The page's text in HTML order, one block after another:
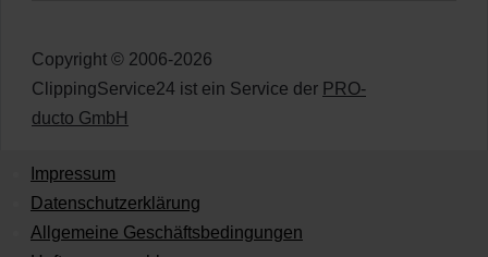
Copyright © 2006-2026
ClippingService24 ist ein Service der PRO-
ducto GmbH
Impressum
Datenschutzerklärung
Allgemeine Geschäftsbedingungen